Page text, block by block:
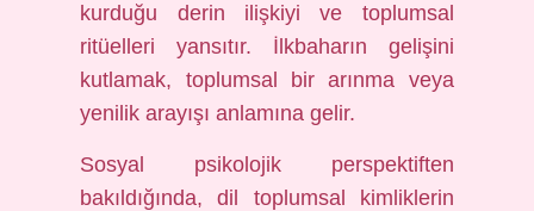
kurduğu derin ilişkiyi ve toplumsal
ritüelleri yansıtır. İlkbaharın gelişini
kutlamak, toplumsal bir arınma veya
yenilik arayışı anlamına gelir.
Sosyal psikolojik perspektiften
bakıldığında, dil toplumsal kimliklerin